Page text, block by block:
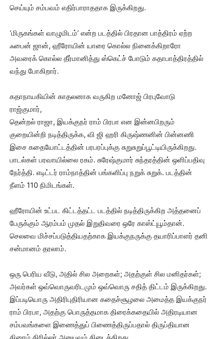
செய்யும் சம்பவம் எதிர்பாராததாக இருக்கிறது.
‘மிருகங்கள் வாழுமிடம்’ என்ற படத்தில் பிரதான பாத்திரம் ஏற்ற
ஃபைன் ஜான், ஹீரோயின் யாரை கொல்ல நினைக்கிறாரோ
அவரைக் கொல்ல தீர்மானித்து ஸ்கெட்ச் போடும் கதாபாத்திரத்தில்
வந்து போகிறார்.
கதாநாயகியின் காதலனாக வருகிற மனோஜ் பிரபுவோடு
ராஜ்குமார்,
தென்றல் ராஜா, இயக்குநர் ராம் பிரபா என இன்னபிறரும்
குறையின்றி நடித்திருக்க, வி ஜி ஹரி கிருஷ்ணனின் பின்னணி
இசை கதையோட்டத்தின் பரபரப்புக்கு சுறுசுறுப்பூட்டியிருக்கிறது.
பாடல்கள் பரவாயில்லை ரகம். சுரேஷ்குமார் சுந்தரத்தின் ஒளிப்பதிவு
நேர்த்தி. எடிட்டர் ராம்நாத்தின் பங்களிப்பு நறுக் சுறுக். படத்தின்
நீளம் 110 நிமிடங்கள்.
ஹீரோயின் உட்பட கிட்டத்தட்ட படத்தில் நடித்திருக்கிற அத்தனைப்
பேருக்கும் ஆரம்பம் முதல் இறுதிவரை ஒரே காஸ்ட்யூம்தான்.
செலவை மிச்சப்படுத்தியதற்காக இயக்குநருக்கு தயாரிப்பாளர் தனி
சன்மானம் தரலாம்.
ஒரு பெரிய வீடு, அதில் சில அறைகள்; அதற்குள் சில மனிதர்கள்;
அவர்கள் ஒவ்வொருவரிடமும் ஒவ்வொரு சதித் திட்டம் இருக்கிறது.
இப்படியொரு அதிரிபுதிரியான கதைச்சூழலை அமைத்த இயக்குநர்
ராம் பிரபா, அதற்கு பொருத்தமாக திரைக்கதையில் அதிரடியான
சம்பவங்களை இணைத்துப் பிணைத்திருப்பதால் திருப்தியான